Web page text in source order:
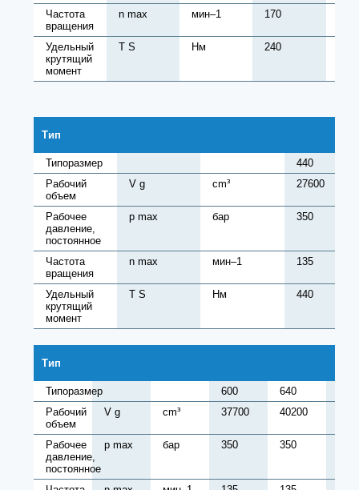
Частота
вращения
n max мин–1 170
Удельный
крутящий
момент
T S Нм 240
Тип
Типоразмер
440
Рабочий
объем
V g cm³ 27600
Рабочее
давление,
постоянное
p max бар 350
Частота
вращения
n max мин–1 135
Удельный
крутящий
момент
T S Нм 440
Тип
Типоразмер 600 640
Рабочий
объем
V g cm³ 37700 40200
Рабочее
давление,
постоянное
p max бар 350 350